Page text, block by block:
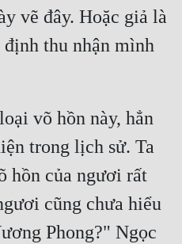
vẽ đây. Hoặc giả là
thu nhận mình
võ hồn này, hẳn
trong lịch sử. Ta
hồn của ngươi rất
cũng chưa hiểu
Phong?" Ngọc